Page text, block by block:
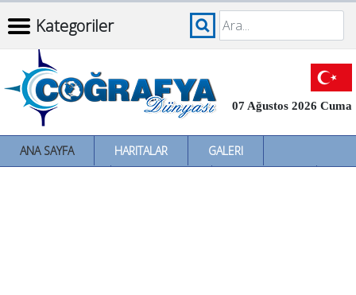
Kategoriler
07 Ağustos 2026 Cuma
ANA SAYFA HARITALAR
GALERI